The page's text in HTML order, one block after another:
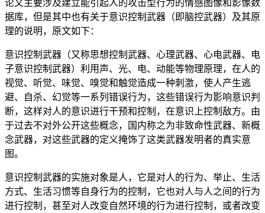
论文主要涉及建立能引起人的攻击型行为的情感图像和影像数
据库，但是其中也有关于意识控制武器（即脑控武器）及其原
理的说明，原文如下：
意识控制武器（又称思想控制武器、心理武器、心电武器、电
子意识控制武器）利用声、光、电、动能等物理原理，在人的
视觉、听觉、味觉、嗅觉和触觉造成一种刺激，使人产生逃
避、自杀、幻觉等一系列错误行为，这些错误行为影响意识判
断，这样对人的意识进行干预和控制，在意识上控制敌方。由
于过去不对外公开这些概念，国内称之为非致命性武器、新概
念武器，对这些武器的定义掩饰了这类武器发明者的真实意
图。
意识控制武器的实施对象是人，它是对人的行为、举止、生活
方式、生活习惯等自身行为的控制，它也对人与人之间的行为
进行控制，甚至对人改变自然环境的行为进行控制，或者改变